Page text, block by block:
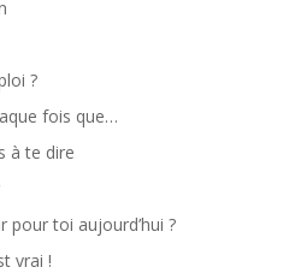
?
fois que…
à te dire
pour toi aujourd’hui ?
vrai !